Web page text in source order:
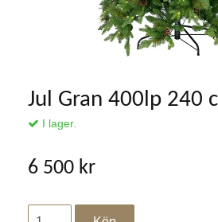
Jul Gran 400lp 240
I lager.
6 500 kr